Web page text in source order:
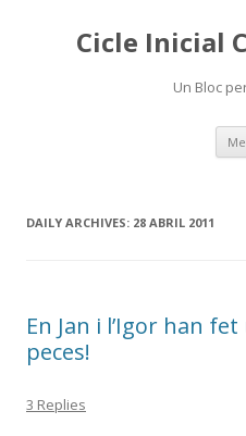
Cicle Inicial
Un Bloc
DAILY ARCHIVES: 28 ABRIL 2011
En Jan i l’Igor han
peces!
3 Replies